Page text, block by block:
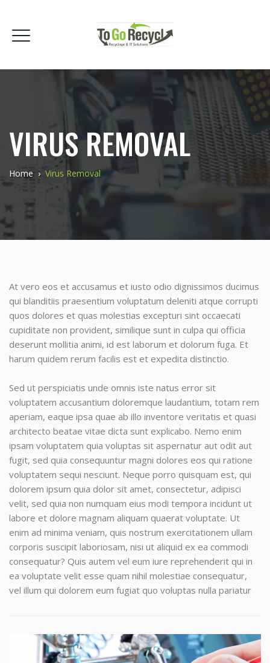
VIRUS REMOVAL
Home› Virus Removal
At vero eos et accusamus et iusto odio dignissimos ducimus
qui blanditiis praesentium voluptatum deleniti atque corrupti
quos dolores et quas molestias excepturi sint occaecati
cupiditate non provident, similique sunt in culpa qui officia
deserunt mollitia animi, id est laborum et dolorum fuga. Et
harum quidem rerum facilis est et expedita distinctio.
Sed ut perspiciatis unde omnis iste natus error sit
voluptatem accusantium doloremque laudantium, totam rem
aperiam, eaque ipsa quae ab illo inventore veritatis et quasi
architecto beatae vitae dicta sunt explicabo. Nemo enim
ipsam voluptatem quia voluptas sit aspernatur aut odit aut
fugit, sed quia consequuntur magni dolores eos qui ratione
voluptatem sequi nesciunt. Neque porro quisquam est, qui
dolorem ipsum quia dolor sit amet, consectetur, adipisci
velit, sed quia non numquam eius modi tempora incidunt ut
labore et dolore magnam aliquam quaerat voluptate. Ut
enim ad minima veniam, quis nostrum exercitationem ullam
corporis suscipit laboriosam, nisi ut aliquid ex ea commodi
consequatur? Quis autem vel eum iure reprehenderit qui in
ea voluptate velit esse quam nihil molestiae consequatur,
vel illum qui dolorem eum fugiat quo voluptas nulla pariatur